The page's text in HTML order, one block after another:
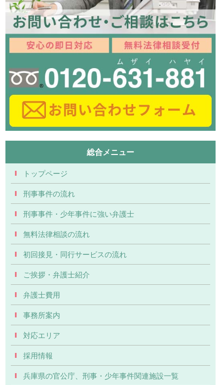
総合メニュー
トップページ
刑事事件の流れ
刑事事件・少年事件に強い弁護士
無料法律相談の流れ
初回接見・同行サービスの流れ
ご挨拶・弁護士紹介
弁護士費用
事務所案内
対応エリア
採用情報
兵庫県の官公庁、刑事・少年事件関連施設一覧